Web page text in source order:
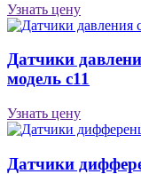
Узнать цену
Датчики
модель с11
Узнать цену
Датчики